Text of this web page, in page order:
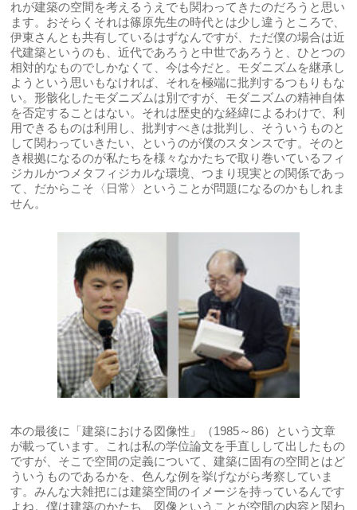
れが建築の空間を考えるうえでも関わってきたのだろうと思い
ます。おそらくそれは篠原先生の時代とは少し違うところで、
伊東さんとも共有しているはずなんですが、ただ僕の場合は近
代建築というのも、近代であろうと中世であろうと、ひとつの
相対的なものでしかなくて、今は今だと。モダニズムを継承し
ようという思いもなければ、それを極端に批判するつもりもな
い。形骸化したモダニズムは別ですが、モダニズムの精神自体
を否定することはない。それは歴史的な経緯によるわけで、利
用できるものは利用し、批判すべきは批判し、そういうものと
して関わっていきたい、というのが僕のスタンスです。そのと
き根拠になるのが私たちを様々なかたちで取り巻いているフィ
ジカルかつメタフィジカルな環境、つまり現実との関係であっ
て、だからこそ〈日常〉ということが問題になるのかもしれま
せん。
本の最後に「建築における図像性」（1985～86）という文章
が載っています。これは私の学位論文を手直しして出したもの
ですが、そこで空間の定義について、建築に固有の空間とはど
ういうものであるかを、色んな例を挙げながら考察していま
す。みんな大雑把には建築空間のイメージを持っているんです
よね。僕は建築のかたち、図像ということが空間の内容と関わ